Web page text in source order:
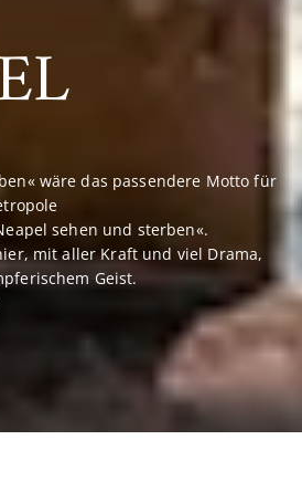
wäre das passendere Motto für
sehen und sterben«.
mit aller Kraft und viel Drama,
Geist.